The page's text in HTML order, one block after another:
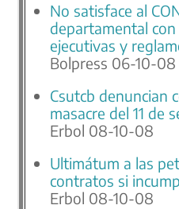
No satisface al
departamental
ejecutivas y
Bolpress 06-10-08
Csutcb denuncian
masacre del 11 de
Erbol 08-10-08
Ultimátum a las
contratos si
Erbol 08-10-08